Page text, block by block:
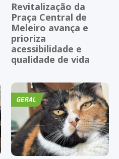
Revitalização da
Praça Central de
Meleiro avança e
prioriza
acessibilidade e
qualidade de vida
GERAL